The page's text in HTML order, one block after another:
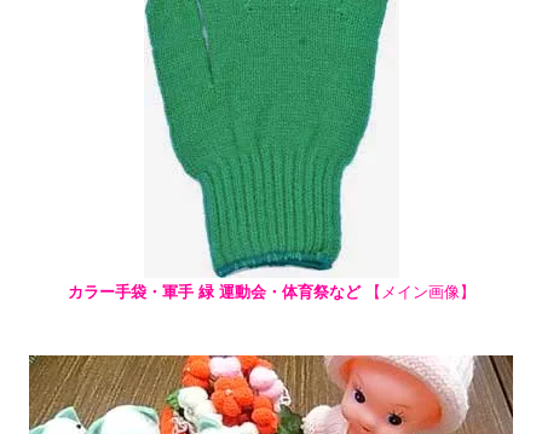
カラー手袋・軍手 緑 運動会・体育祭など【メイン画像】